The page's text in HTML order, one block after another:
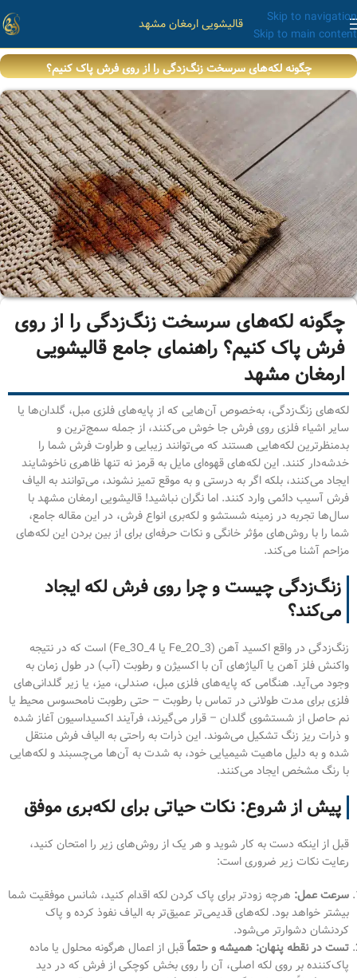
Skip to navigation
Skip to main content
قالیشویی ارمغان مشهد
چگونه لکه‌های سرسخت زنگ‌زدگی را از روی فرش پاک کنیم؟
چگونه لکه‌های سرسخت زنگ‌زدگی را از روی
فرش پاک کنیم؟ راهنمای جامع قالیشویی
ارمغان مشهد
لکه‌های زنگ‌زدگی، به‌خصوص آن‌هایی که از پایه‌های فلزی مبل، گلدان‌ها یا
سایر اشیاء فلزی روی فرش جا خوش می‌کنند، از جمله سمج‌ترین و
بدمنظرترین لکه‌هایی هستند که می‌توانند زیبایی و طراوت فرش شما را
خدشه‌دار کنند. این لکه‌های قهوه‌ای مایل به قرمز نه تنها ظاهری ناخوشایند
ایجاد می‌کنند، بلکه اگر به درستی و به موقع تمیز نشوند، می‌توانند به الیاف
فرش آسیب دائمی وارد کنند. اما نگران نباشید! قالیشویی ارمغان مشهد با
سال‌ها تجربه در زمینه شستشو و لکه‌بری انواع فرش، در این مقاله جامع،
شما را با روش‌های مؤثر خانگی و نکات حرفه‌ای برای از بین بردن این لکه‌های
مزاحم آشنا می‌کند.
زنگ‌زدگی چیست و چرا روی فرش لکه ایجاد
می‌کند؟
زنگ‌زدگی در واقع اکسید آهن (Fe_2O_3 یا Fe_3O_4) است که در نتیجه
واکنش فلز آهن یا آلیاژهای آن با اکسیژن و رطوبت (آب) در طول زمان به
وجود می‌آید. هنگامی که پایه‌های فلزی مبل، صندلی، میز، یا زیر گلدانی‌های
فلزی برای مدت طولانی در تماس با رطوبت – حتی رطوبت نامحسوس محیط یا
نم حاصل از شستشوی گلدان – قرار می‌گیرند، فرآیند اکسیداسیون آغاز شده
و ذرات ریز زنگ تشکیل می‌شوند. این ذرات به راحتی به الیاف فرش منتقل
شده و به دلیل ماهیت شیمیایی خود، به شدت به آن‌ها می‌چسبند و لکه‌هایی
با رنگ مشخص ایجاد می‌کنند.
پیش از شروع: نکات حیاتی برای لکه‌بری موفق
قبل از اینکه دست به کار شوید و هر یک از روش‌های زیر را امتحان کنید،
رعایت نکات زیر ضروری است:
سرعت عمل: هرچه زودتر برای پاک کردن لکه اقدام کنید، شانس موفقیت شما
بیشتر خواهد بود. لکه‌های قدیمی‌تر عمیق‌تر به الیاف نفوذ کرده و پاک
کردنشان دشوارتر می‌شود.
تست در نقطه پنهان: همیشه و حتماًقبل از اعمال هرگونه محلول یا ماده
پاک‌کننده بر روی لکه اصلی، آن را روی بخش کوچکی از فرش که در دید